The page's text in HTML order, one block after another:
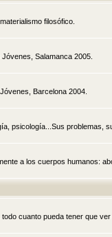
filosófico.
Salamanca 2005.
Barcelona 2004.
psicología...Sus problemas,
a los cuerpos humanos:
cuanto pueda tener que